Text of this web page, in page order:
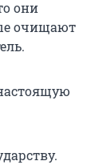
они
очищают